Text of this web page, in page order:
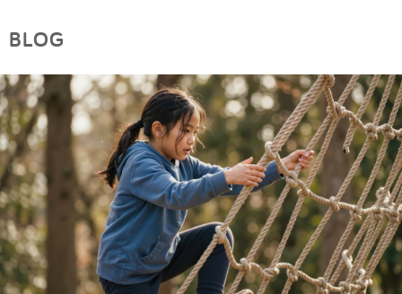
BLOG